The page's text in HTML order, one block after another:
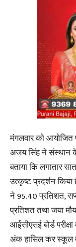
मंगलवार को आयोजित
अजय सिंह ने संस्थान के
बताया कि लगातार
उत्कृष्ट प्रदर्शन किया
ने 95.40 प्रतिशत,
प्रतिशत तथा जया
आईसीएसई बोर्ड
अंक हासिल कर स्कूल